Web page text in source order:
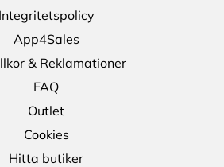
Integritetspolicy
App4Sales
& Reklamationer
FAQ
Outlet
Cookies
Hitta butiker